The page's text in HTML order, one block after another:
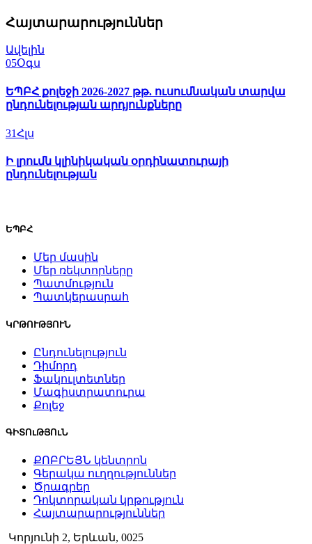
Հայտարարություններ
Ավելին
05Օգս
ԵՊԲՀ քոլեջի 2026-2027 թթ. ուսումնական տարվա
ընդունելության արդյունքները
31Հլս
Ի լրումն կլինիկական օրդինատուրայի
ընդունելության
ԵՊԲՀ
Մեր մասին
Մեր ռեկտորները
Պատմություն
Պատկերասրահ
ԿՐԹՈՒԹՅՈՒՆ
Ընդունելություն
Դիմորդ
Ֆակուլտետներ
Մագիստրատուրա
Քոլեջ
ԳԻՏՈւԹՅՈւՆ
ՔՈԲՐԵՅՆ կենտրոն
Գերակա ուղղություններ
Ծրագրեր
Դոկտորական կրթություն
Հայտարարություններ
Կորյունի 2, Երևան, 0025